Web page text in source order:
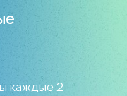
каждые 2